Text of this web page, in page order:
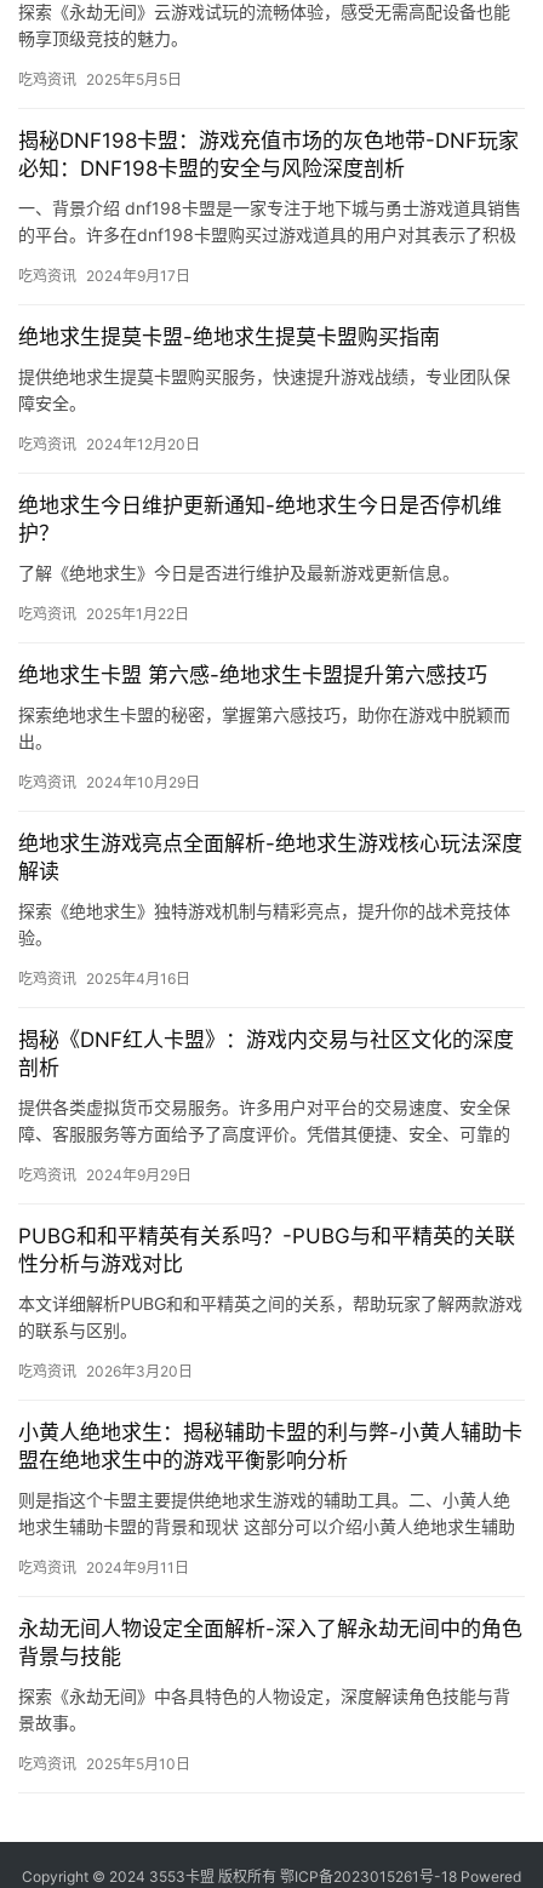
探索《永劫无间》云游戏试玩的流畅体验，感受无需高配设备也能
畅享顶级竞技的魅力。
吃鸡资讯 2025年5月5日
揭秘DNF198卡盟：游戏充值市场的灰色地带-DNF玩家
必知：DNF198卡盟的安全与风险深度剖析
一、背景介绍 dnf198卡盟是一家专注于地下城与勇士游戏道具销售
的平台。许多在dnf198卡盟购买过游戏道具的用户对其表示了积极
吃鸡资讯 2024年9月17日
绝地求生提莫卡盟-绝地求生提莫卡盟购买指南
提供绝地求生提莫卡盟购买服务，快速提升游戏战绩，专业团队保
障安全。
吃鸡资讯 2024年12月20日
绝地求生今日维护更新通知-绝地求生今日是否停机维
护？
了解《绝地求生》今日是否进行维护及最新游戏更新信息。
吃鸡资讯 2025年1月22日
绝地求生卡盟 第六感-绝地求生卡盟提升第六感技巧
探索绝地求生卡盟的秘密，掌握第六感技巧，助你在游戏中脱颖而
出。
吃鸡资讯 2024年10月29日
绝地求生游戏亮点全面解析-绝地求生游戏核心玩法深度
解读
探索《绝地求生》独特游戏机制与精彩亮点，提升你的战术竞技体
验。
吃鸡资讯 2025年4月16日
揭秘《DNF红人卡盟》：游戏内交易与社区文化的深度
剖析
提供各类虚拟货币交易服务。许多用户对平台的交易速度、安全保
障、客服服务等方面给予了高度评价。凭借其便捷、安全、可靠的
吃鸡资讯 2024年9月29日
PUBG和和平精英有关系吗？-PUBG与和平精英的关联
性分析与游戏对比
本文详细解析PUBG和和平精英之间的关系，帮助玩家了解两款游戏
的联系与区别。
吃鸡资讯 2026年3月20日
小黄人绝地求生：揭秘辅助卡盟的利与弊-小黄人辅助卡
盟在绝地求生中的游戏平衡影响分析
则是指这个卡盟主要提供绝地求生游戏的辅助工具。二、小黄人绝
地求生辅助卡盟的背景和现状 这部分可以介绍小黄人绝地求生辅助
吃鸡资讯 2024年9月11日
永劫无间人物设定全面解析-深入了解永劫无间中的角色
背景与技能
探索《永劫无间》中各具特色的人物设定，深度解读角色技能与背
景故事。
吃鸡资讯 2025年5月10日
Copyright © 2024 3553卡盟 版权所有 鄂ICP备2023015261号-18 Powered